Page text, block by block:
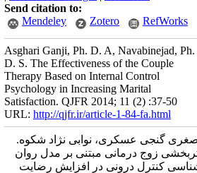
Send citation to:
Mendeley
Zotero RefWorks
Asghari Ganji, Ph. D. A, Navabinejad, Ph.
D. S. The Effectiveness of the Couple
Therapy Based on Internal Control
Psychology in Increasing Marital
Satisfaction. QJFR 2014; 11 (2) :37-50
URL: http://qjfr.ir/article-1-84-fa.html
گنجی عسکری، نوابی نژاد شکوه.
زوج ­درمانی مبتنی بر مدل روان
کنترل درونی در افزایش رضایت